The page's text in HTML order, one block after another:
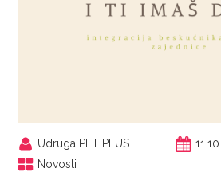
Udruga PET PLUS
Novosti